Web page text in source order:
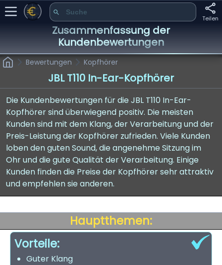
Teilen
Zusammenfassung der
Kundenbewertungen
Bewertungen Kopfhörer
JBL T110 In-Ear-Kopfhörer
Die Kundenbewertungen für die JBL T110 In-Ear-
Kopfhörer sind überwiegend positiv. Die meisten
Kunden sind mit dem Klang, der Verarbeitung und der
Preis-Leistung der Kopfhörer zufrieden. Viele Kunden
loben den guten Sound, die angenehme Sitzung im
Ohr und die gute Qualität der Verarbeitung. Einige
Kunden finden die Preise der Kopfhörer sehr attraktiv
und empfehlen sie anderen.
Hauptthemen:
Vorteile:
Guter Klang